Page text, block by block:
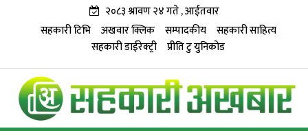
२०८३ श्रावण २४ गते , आईतवार
सहकारी टिभि
अखवार क्लिक सम्पादकीय
सहकारी साहित्य
सहकारी डाईरेक्ट्री प्रीति टु युनिकोड